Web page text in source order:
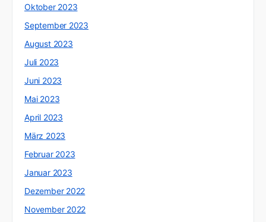
Oktober 2023
September 2023
August 2023
Juli 2023
Juni 2023
Mai 2023
April 2023
März 2023
Februar 2023
Januar 2023
Dezember 2022
November 2022